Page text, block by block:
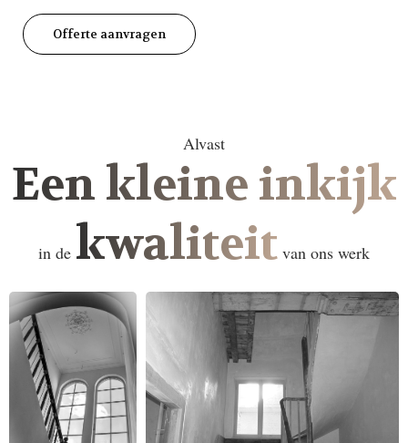
Offerte aanvragen
Alvast
Een kleine inkijk
in de kwaliteit van ons werk